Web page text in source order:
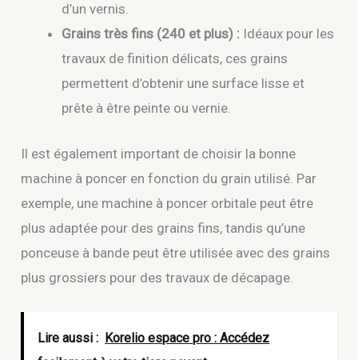
d’un vernis.
Grains très fins (240 et plus) : Idéaux pour les
travaux de finition délicats, ces grains
permettent d’obtenir une surface lisse et
prête à être peinte ou vernie.
Il est également important de choisir la bonne
machine à poncer en fonction du grain utilisé. Par
exemple, une machine à poncer orbitale peut être
plus adaptée pour des grains fins, tandis qu’une
ponceuse à bande peut être utilisée avec des grains
plus grossiers pour des travaux de décapage.
Lire aussi : Korelio espace pro : Accédez